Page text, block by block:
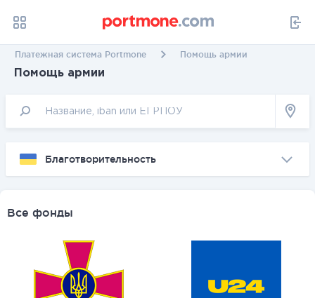
Платежная система Portmone Помощь армии
Помощь армии
Благотворительность
Все фонды